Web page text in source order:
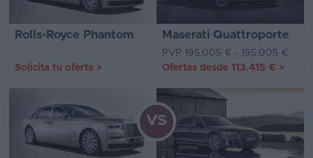
Rolls-Royce Phantom Maserati Quattroporte
PVP 195.005 € - 195.005 €
Solicita tu oferta > Ofertas desde 113.415 € >
VS